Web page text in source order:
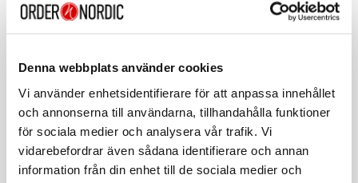
Denna webbplats använder cookies
Vi använder enhetsidentifierare för att anpassa innehållet
och annonserna till användarna, tillhandahålla funktioner
för sociala medier och analysera vår trafik. Vi
vidarebefordrar även sådana identifierare och annan
information från din enhet till de sociala medier och
Specifikation
Beskrivning
Art. nr:A16743
Tillv. art. nr: